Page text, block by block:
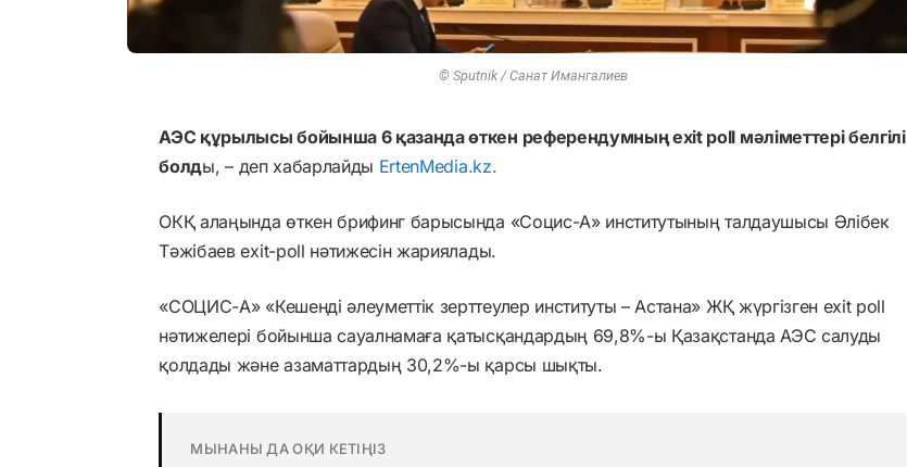
© Sputnik / Санат Имангалиев
АЭС құрылысы бойынша 6 қазанда өткен референдумның exit poll мәліметтері белгілі
болды, – деп хабарлайды ErtenMedia.kz.
ОКҚ алаңында өткен брифинг барысында «Социс-А» институтының талдаушысы Әлібек
Тәжібаев exit-poll нәтижесін жариялады.
«СОЦИС-А» «Кешенді әлеуметтік зерттеулер институты – Астана» ЖҚ жүргізген exit poll
нәтижелері бойынша сауалнамаға қатысқандардың 69,8%-ы Қазақстанда АЭС салуды
қолдады және азаматтардың 30,2%-ы қарсы шықты.
МЫНАНЫ ДА ОҚИ КЕТІҢІЗ